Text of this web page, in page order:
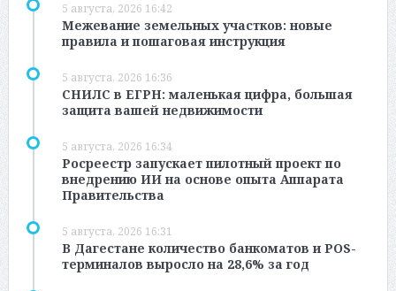
5 августа, 2026 16:42
Межевание земельных участков: новые
правила и пошаговая инструкция
5 августа, 2026 16:36
СНИЛС в ЕГРН: маленькая цифра, большая
защита вашей недвижимости
5 августа, 2026 16:34
Росреестр запускает пилотный проект по
внедрению ИИ на основе опыта Аппарата
Правительства
5 августа, 2026 16:31
В Дагестане количество банкоматов и POS-
терминалов выросло на 28,6% за год